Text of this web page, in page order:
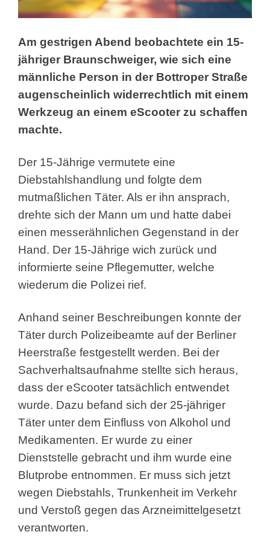
Am gestrigen Abend beobachtete ein 15-
jähriger Braunschweiger, wie sich eine
männliche Person in der Bottroper Straße
augenscheinlich widerrechtlich mit einem
Werkzeug an einem eScooter zu schaffen
machte.
Der 15-Jährige vermutete eine
Diebstahlshandlung und folgte dem
mutmaßlichen Täter. Als er ihn ansprach,
drehte sich der Mann um und hatte dabei
einen messerähnlichen Gegenstand in der
Hand. Der 15-Jährige wich zurück und
informierte seine Pflegemutter, welche
wiederum die Polizei rief.
Anhand seiner Beschreibungen konnte der
Täter durch Polizeibeamte auf der Berliner
Heerstraße festgestellt werden. Bei der
Sachverhaltsaufnahme stellte sich heraus,
dass der eScooter tatsächlich entwendet
wurde. Dazu befand sich der 25-jähriger
Täter unter dem Einfluss von Alkohol und
Medikamenten. Er wurde zu einer
Dienststelle gebracht und ihm wurde eine
Blutprobe entnommen. Er muss sich jetzt
wegen Diebstahls, Trunkenheit im Verkehr
und Verstoß gegen das Arzneimittelgesetzt
verantworten.